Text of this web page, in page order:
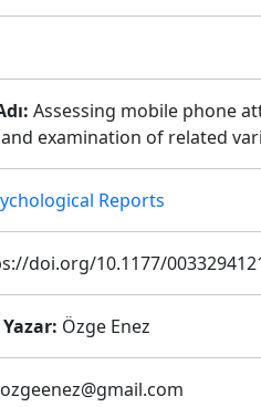
Assessing mobile phone
examination of related
Reports
doi.org/10.1177/
Özge Enez
ozgeenez@gmail.com